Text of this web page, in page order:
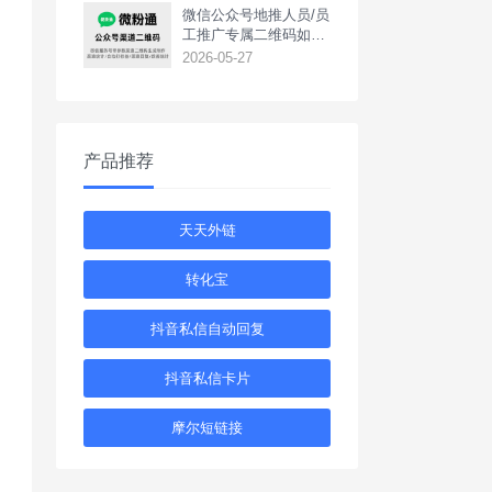
‌微信公众号地推人员/员
工推广专属二维码如何
生成？
2026-05-27
产品推荐
天天外链
转化宝
抖音私信自动回复
抖音私信卡片
摩尔短链接